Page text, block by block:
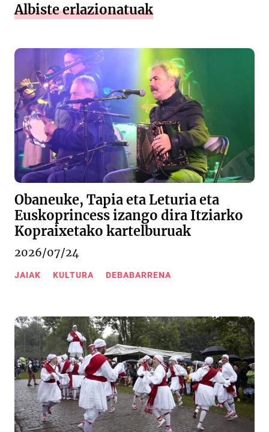
Albiste erlazionatuak
Obaneuke, Tapia eta Leturia eta
Euskoprincess izango dira Itziarko
Kopraixetako kartelburuak
2026/07/24
JAIAK KULTURA DEBABARRENA